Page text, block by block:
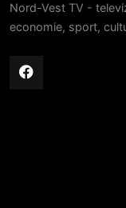
Nord-Vest TV -
economie, sport,